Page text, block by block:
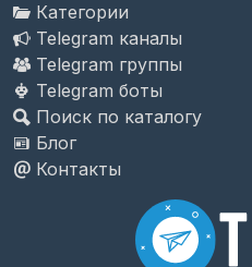
Категории
Telegram каналы
Telegram группы
Telegram боты
Поиск по каталогу
Блог
Контакты